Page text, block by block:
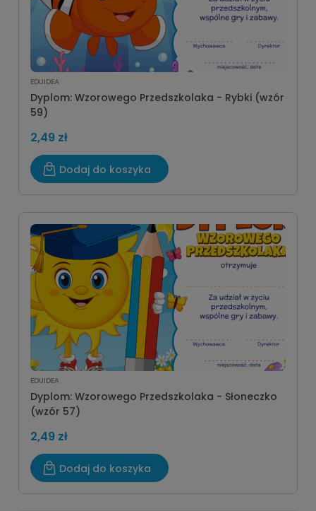
EDUIDEA
Dyplom: Wzorowego Przedszkolaka - Rybki (wzór
59)
2,49 zł
Dodaj do koszyka
EDUIDEA
Dyplom: Wzorowego Przedszkolaka - Słoneczko
(wzór 57)
2,49 zł
Dodaj do koszyka